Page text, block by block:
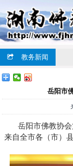
教务新闻
岳阳市
岳阳市佛教协会
来自全市各（市）